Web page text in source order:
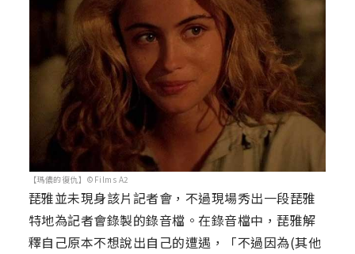
【瑪儂的復仇】©Films A2
琵雅並未現身該片記者會，不過現場秀出一段琵雅
特地為記者會錄製的錄音檔。在錄音檔中，琵雅解
釋自己原本不想說出自己的遭遇，「不過因為(其他